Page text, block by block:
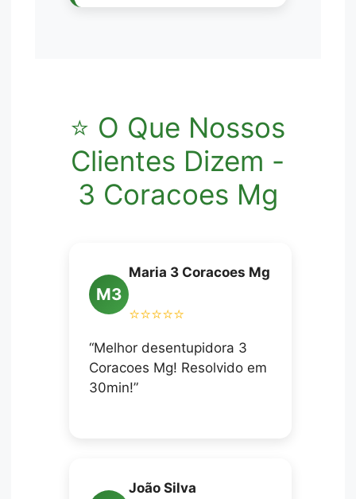
⭐ O Que Nossos
Clientes Dizem -
3 Coracoes Mg
M3
Maria 3 Coracoes Mg
⭐⭐⭐⭐⭐
“Melhor desentupidora 3
Coracoes Mg! Resolvido em
30min!”
João Silva